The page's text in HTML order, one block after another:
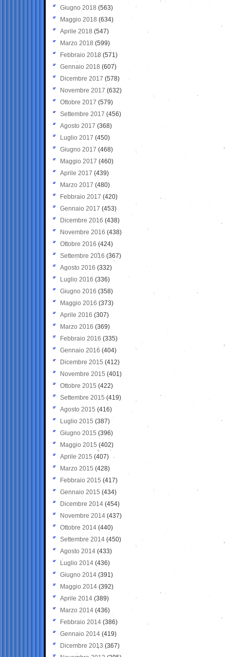
Giugno 2018 (563)
Maggio 2018 (634)
Aprile 2018 (547)
Marzo 2018 (599)
Febbraio 2018 (571)
Gennaio 2018 (607)
Dicembre 2017 (578)
Novembre 2017 (632)
Ottobre 2017 (579)
Settembre 2017 (456)
Agosto 2017 (368)
Luglio 2017 (450)
Giugno 2017 (468)
Maggio 2017 (460)
Aprile 2017 (439)
Marzo 2017 (480)
Febbraio 2017 (420)
Gennaio 2017 (453)
Dicembre 2016 (438)
Novembre 2016 (438)
Ottobre 2016 (424)
Settembre 2016 (367)
Agosto 2016 (332)
Luglio 2016 (336)
Giugno 2016 (358)
Maggio 2016 (373)
Aprile 2016 (307)
Marzo 2016 (369)
Febbraio 2016 (335)
Gennaio 2016 (404)
Dicembre 2015 (412)
Novembre 2015 (401)
Ottobre 2015 (422)
Settembre 2015 (419)
Agosto 2015 (416)
Luglio 2015 (387)
Giugno 2015 (396)
Maggio 2015 (402)
Aprile 2015 (407)
Marzo 2015 (428)
Febbraio 2015 (417)
Gennaio 2015 (434)
Dicembre 2014 (454)
Novembre 2014 (437)
Ottobre 2014 (440)
Settembre 2014 (450)
Agosto 2014 (433)
Luglio 2014 (436)
Giugno 2014 (391)
Maggio 2014 (392)
Aprile 2014 (389)
Marzo 2014 (436)
Febbraio 2014 (386)
Gennaio 2014 (419)
Dicembre 2013 (367)